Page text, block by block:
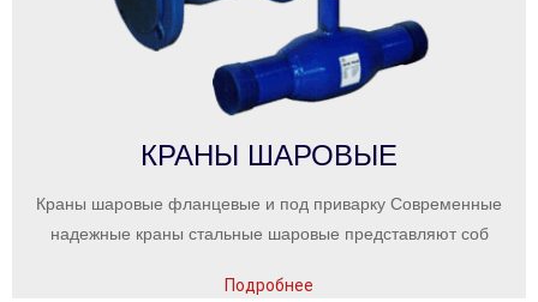
КРАНЫ ШАРОВЫЕ
Краны шаровые фланцевые и под приварку Современные
надежные краны стальные шаровые представляют соб
Подробнее